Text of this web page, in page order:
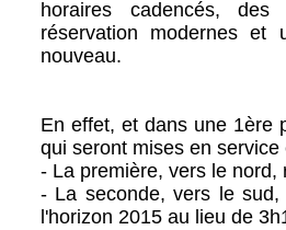
horaires cadencés,
réservation modernes et
nouveau.
En effet, et dans une 1ère
qui seront mises en service
- La première, vers le nord,
- La seconde, vers le
l'horizon 2015 au lieu de